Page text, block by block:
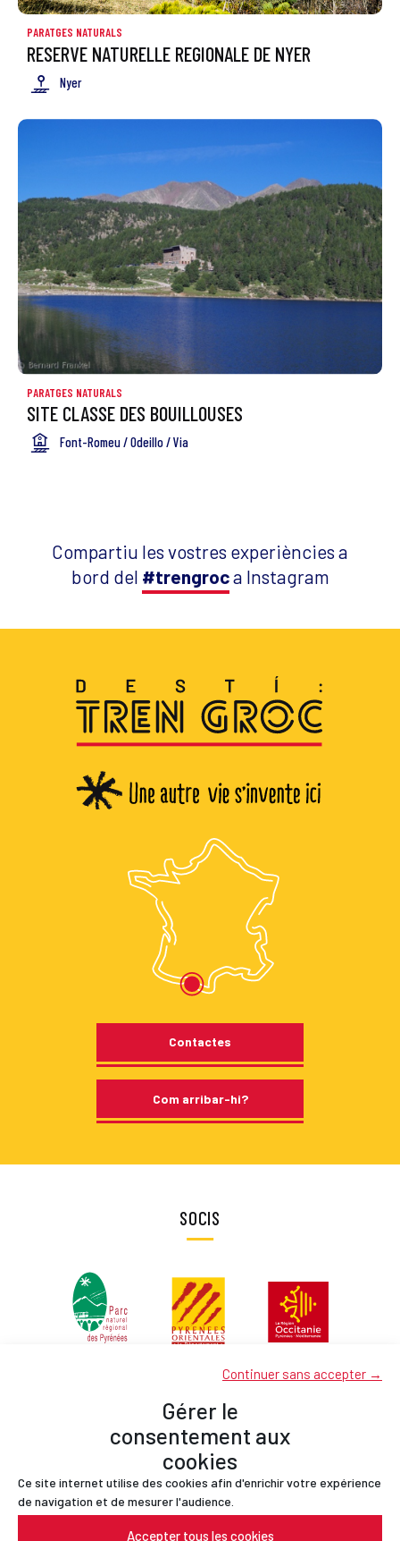
Gérer le
consentement aux
cookies
Ce site internet utilise des cookies afin d'enrichir votre expérience
de navigation et de mesurer l'audience.
Accepter tous les cookies
Continuer sans accepter →
PARATGES NATURALS
RESERVE NATURELLE REGIONALE DE NYER
Nyer
PARATGES NATURALS
SITE CLASSE DES BOUILLOUSES
Font-Romeu / Odeillo / Via
Compartiu les vostres experiències a
bord del #trengroca Instagram
Contactes
Com arribar-hi?
SOCIS
Socis
Contactes
Avís legal